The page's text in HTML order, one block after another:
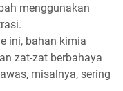
menggunakan
ini, bahan kimia
zat-zat berbahaya
misalnya, sering